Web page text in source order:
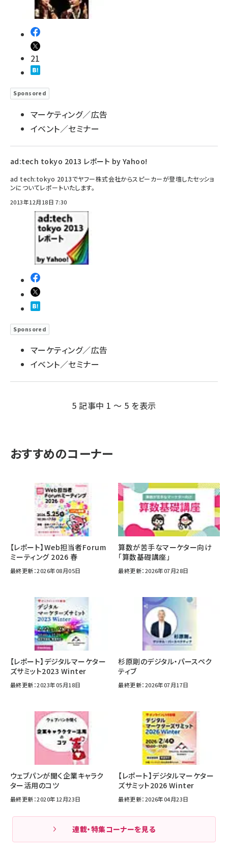
21
Sponsored
マーケティング／広告
イベント／セミナー
ad:tech tokyo 2013 レポート by Yahoo!
ad tech:tokyo 2013でヤフー株式会社からスピーカーが登壇したセッショ
ンについてレポートいたします。
2013年12月18日 7:30
Sponsored
マーケティング／広告
イベント／セミナー
5 記事中 1 ～ 5 を表示
おすすめのコーナー
【レポート】Web担当者Forum
ミーティング 2026 春
最終更新：2026年08月05日
算数が苦手なマーケター向け
「算数基礎講座」
最終更新：2026年07月28日
【レポート】デジタルマーケター
ズサミット2023 Winter
最終更新：2023年05月18日
杉原剛のデジタル・パースペク
ティブ
最終更新：2026年07月17日
ウェブパンが聞く企業キャラク
ター活用のコツ
最終更新：2020年12月23日
【レポート】デジタルマーケター
ズサミット2026 Winter
最終更新：2026年04月23日
連載・特集コーナーを見る